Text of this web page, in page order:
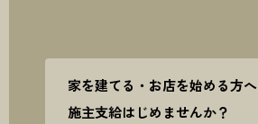
家を建てる・お店を始める方へ
施主支給はじめませんか？